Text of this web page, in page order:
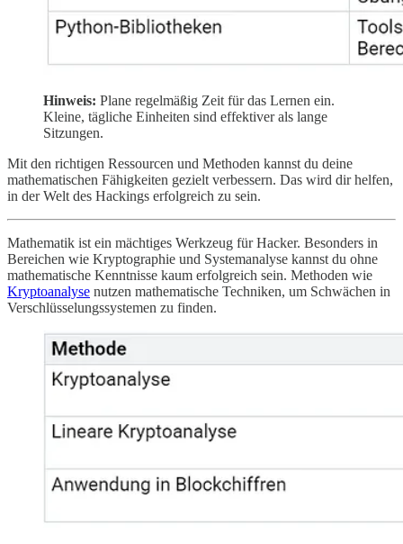
Hinweis: Plane regelmäßig Zeit für das Lernen ein.
Kleine, tägliche Einheiten sind effektiver als lange
Sitzungen.
Mit den richtigen Ressourcen und Methoden kannst du deine
mathematischen Fähigkeiten gezielt verbessern. Das wird dir helfen,
in der Welt des Hackings erfolgreich zu sein.
Mathematik ist ein mächtiges Werkzeug für Hacker. Besonders in
Bereichen wie Kryptographie und Systemanalyse kannst du ohne
mathematische Kenntnisse kaum erfolgreich sein. Methoden wie
Kryptoanalyse nutzen mathematische Techniken, um Schwächen in
Verschlüsselungssystemen zu finden.